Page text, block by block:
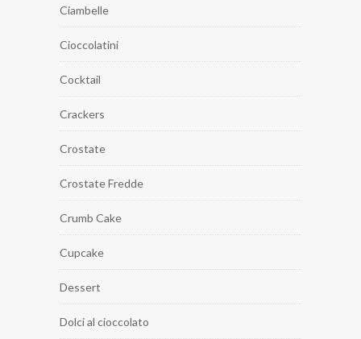
Ciambelle
Cioccolatini
Cocktail
Crackers
Crostate
Crostate Fredde
Crumb Cake
Cupcake
Dessert
Dolci al cioccolato